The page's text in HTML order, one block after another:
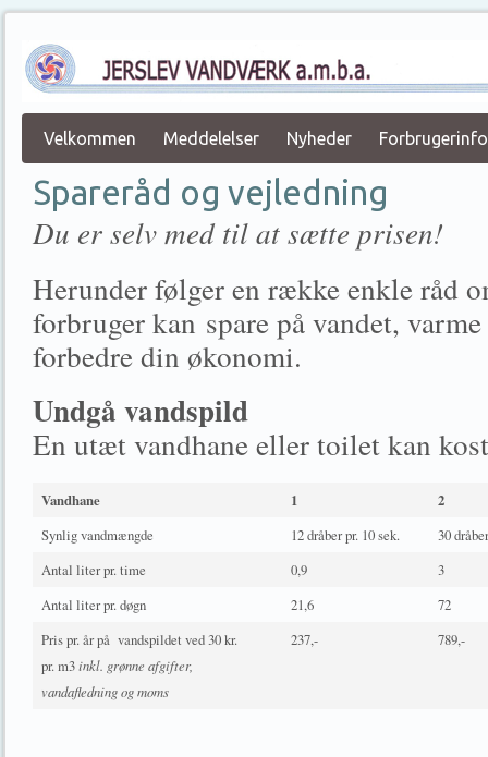
Velkommen Meddelelser Nyheder
Spareråd og vejledning
Du er selv med til at sætte prisen!
Herunder følger en række enkle råd
forbruger kan spare på vandet,
forbedre din økonomi.
Undgå vandspild
En utæt vandhane eller toilet kan
Vandhane 1
2
Synlig vandmængde
12 dråber pr. 10 sek.
30
Antal liter pr. time
0,9
3
Antal liter pr. døgn
21,6
72
Pris pr. år på vandspildet ved 30 kr.
pr. m3inkl. grønne afgifter,
vandafledning og moms
237,- 789,-